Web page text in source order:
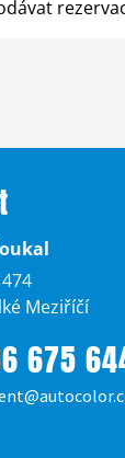
Meziříčí
675